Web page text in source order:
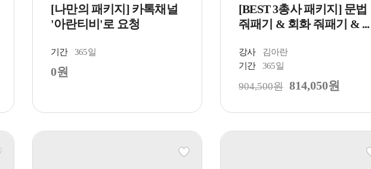
[나만의 패키지] 카톡채널
'아란티비'로 요청
기간 365일
0원
[BEST 3총사 패키지] 문법
줘패기 & 회화 줘패기 & ...
강사
김아란
기간
365일
904,500원 814,050원